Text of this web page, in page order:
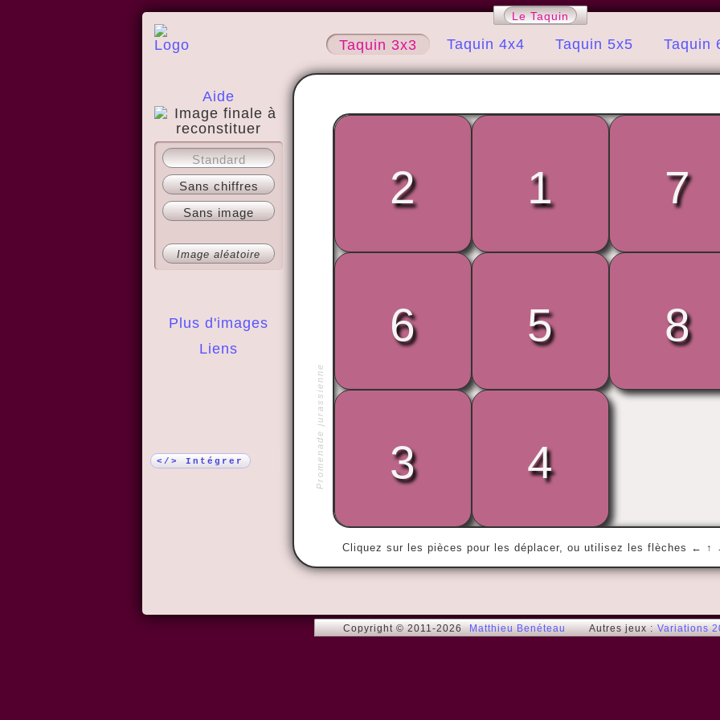
Le Taquin
Taquin 3x3 Taquin 4x4 Taquin 5x5 Taquin
Aide
A propos
Plus d'images
Liens
Standard
Sans chiffres
Sans image
Image aléatoire
</> Intégrer Promenade jurassienne
Cliquez sur les pièces pour les déplacer, ou utilisez les flèches ← ↑
« Etre, ou ne pas être : telle est la
question... »
2 1 7
6 5 8
3 4
Copyright © 2011-2026 Matthieu Benéteau Autres jeux : Variations